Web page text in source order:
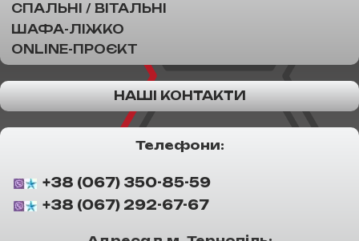
СПАЛЬНІ / ВІТАЛЬНІ
ШАФА-ЛІЖКО
ONLINE-ПРОЄКТ
НАШІ КОНТАКТИ
Телефони:
+38 (067) 350-85-59
+38 (067) 292-67-67